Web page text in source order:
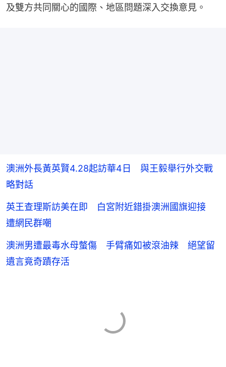
及雙方共同關心的國際、地區問題深入交換意見。
澳洲外長黃英賢4.28起訪華4日 與王毅舉行外交戰
略對話
英王查理斯訪美在即 白宮附近錯掛澳洲國旗迎接
遭網民群嘲
澳洲男遭最毒水母螫傷 手臂痛如被滾油辣 絕望留
遺言竟奇蹟存活